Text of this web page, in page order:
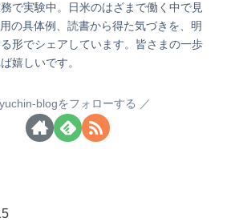
で実験中。日米のはざまで働く中で見
の具体例、読書から得た気づきを、明
形でシェアしています。皆さまの一歩
嬉しいです。
yuchin-blogをフォローする